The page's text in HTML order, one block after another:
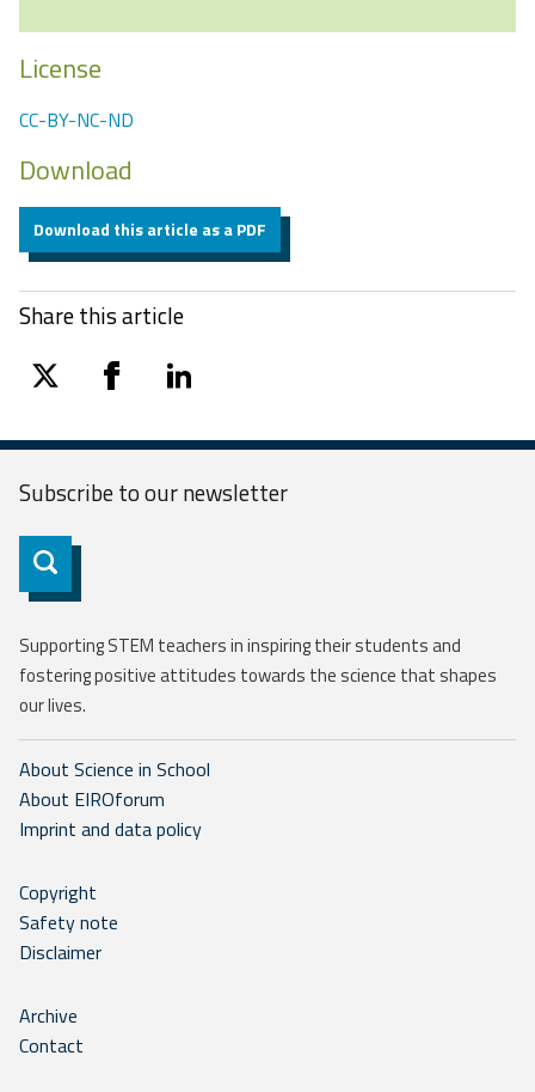
License
CC-BY-NC-ND
Download
Download this article as a PDF
Share this article
twitter facebooklinkedin
Subscribe to ournewsletter
Subscribe
Supporting STEM teachers in inspiring their students and
fostering positive attitudes towards the science that shapes
our lives.
About Science in School
About EIROforum
Imprint and data policy
Copyright
Safety note
Disclaimer
Archive
Contact